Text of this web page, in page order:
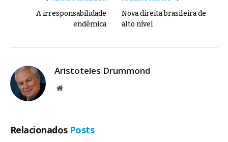
A irresponsabilidade
endêmica
Nova direita brasileira de
alto nível
Aristoteles Drummond
Site
Relacionados Posts